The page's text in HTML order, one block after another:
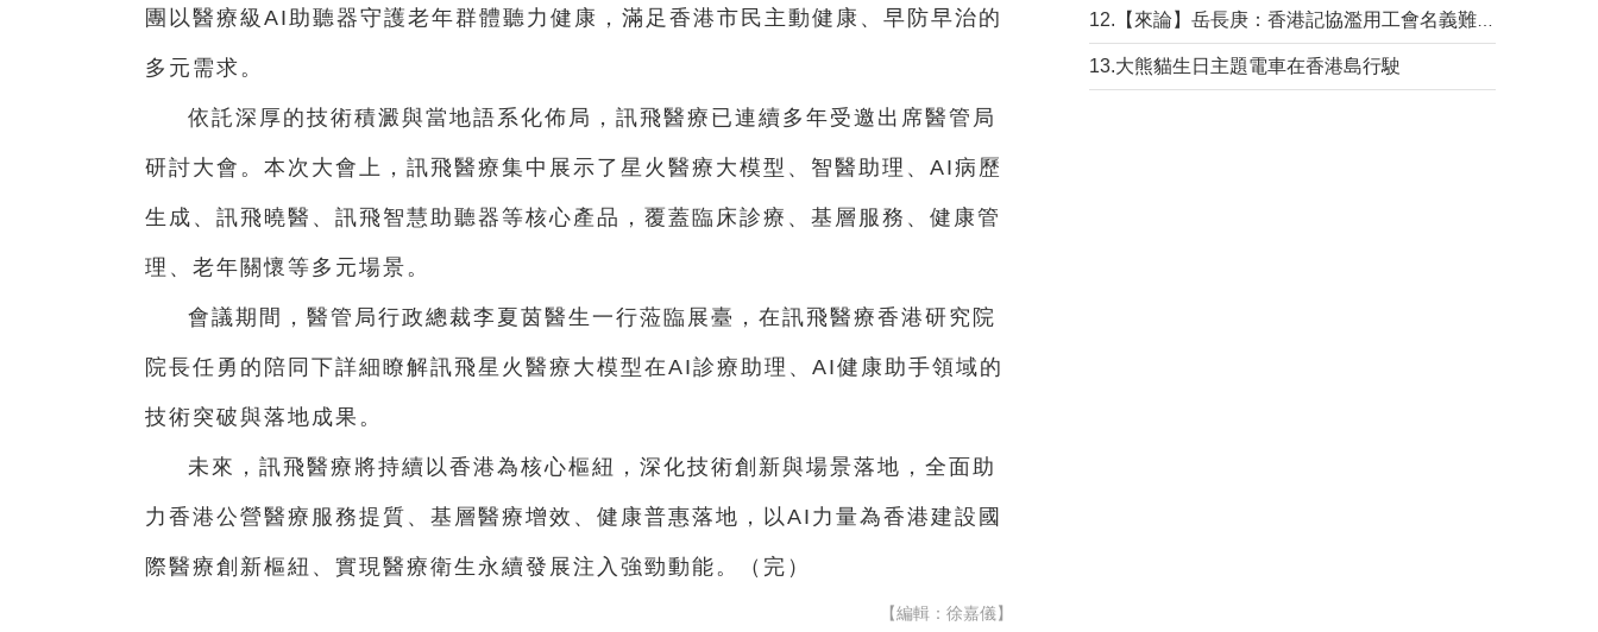
團以醫療級AI助聽器守護老年群體聽力健康，滿足香港市民主動健康、早防早治的
多元需求。
依託深厚的技術積澱與當地語系化佈局，訊飛醫療已連續多年受邀出席醫管局
研討大會。本次大會上，訊飛醫療集中展示了星火醫療大模型、智醫助理、AI病歷
生成、訊飛曉醫、訊飛智慧助聽器等核心產品，覆蓋臨床診療、基層服務、健康管
理、老年關懷等多元場景。
會議期間，醫管局行政總裁李夏茵醫生一行蒞臨展臺，在訊飛醫療香港研究院
院長任勇的陪同下詳細瞭解訊飛星火醫療大模型在AI診療助理、AI健康助手領域的
技術突破與落地成果。
未來，訊飛醫療將持續以香港為核心樞紐，深化技術創新與場景落地，全面助
力香港公營醫療服務提質、基層醫療增效、健康普惠落地，以AI力量為香港建設國
際醫療創新樞紐、實現醫療衛生永續發展注入強勁動能。（完）
【編輯：徐嘉儀】
13.大熊貓生日主題電車在香港島行駛